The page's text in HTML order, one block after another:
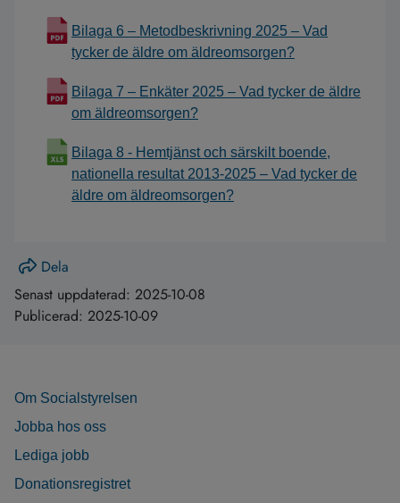
Bilaga 6 – Metodbeskrivning 2025 – Vad
tycker de äldre om äldreomsorgen?
Bilaga 7 – Enkäter 2025 – Vad tycker de äldre
om äldreomsorgen?
Bilaga 8 - Hemtjänst och särskilt boende,
nationella resultat 2013-2025 – Vad tycker de
äldre om äldreomsorgen?
Dela
Senast uppdaterad: 2025-10-08
Publicerad: 2025-10-09
Om Socialstyrelsen
Jobba hos oss
Lediga jobb
Donationsregistret